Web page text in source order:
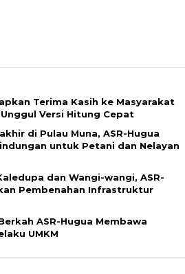
Terima Kasih ke Masyarakat
Versi Hitung Cepat
di Pulau Muna, ASR-Hugua
untuk Petani dan Nelayan
dan Wangi-wangi, ASR-
Pembenahan Infrastruktur
ASR-Hugua Membawa
UMKM